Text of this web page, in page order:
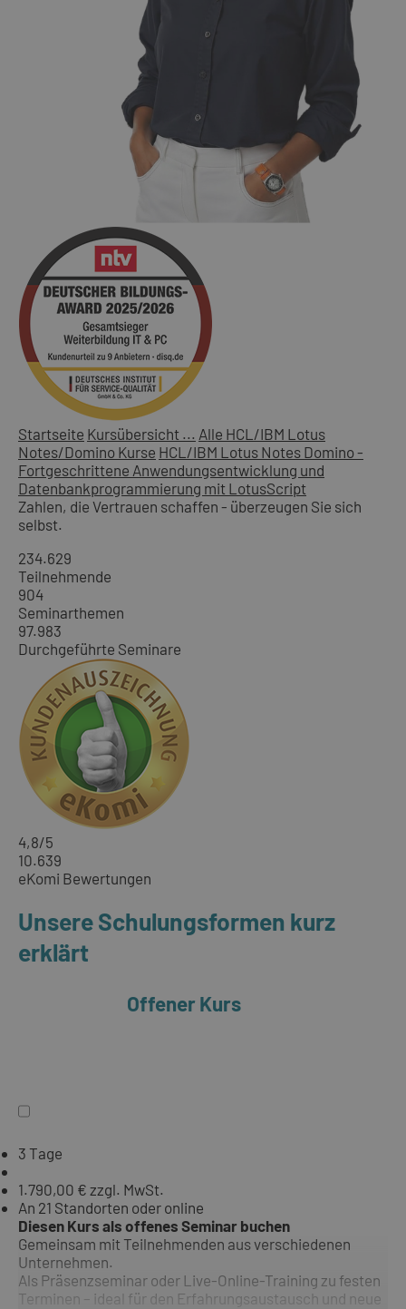
Startseite Kursübersicht ... Alle HCL/IBM Lotus
Notes/Domino Kurse HCL/IBM Lotus Notes Domino -
Fortgeschrittene Anwendungsentwicklung und
Datenbankprogrammierung mit LotusScript
Zahlen, die Vertrauen schaffen - überzeugen Sie sich
selbst.
234.629
Teilnehmende
904
Seminarthemen
97.983
Durchgeführte Seminare
4,8/5
10.639
eKomi Bewertungen
Unsere Schulungsformen kurz
erklärt
Offener Kurs
3 Tage
1.790,00 € zzgl. MwSt.
An 21 Standorten oder online
Diesen Kurs als offenes Seminar buchen
Gemeinsam mit Teilnehmenden aus verschiedenen
Unternehmen.
Als Präsenzseminar oder Live-Online-Training zu festen
Terminen – ideal für den Erfahrungsaustausch und neue